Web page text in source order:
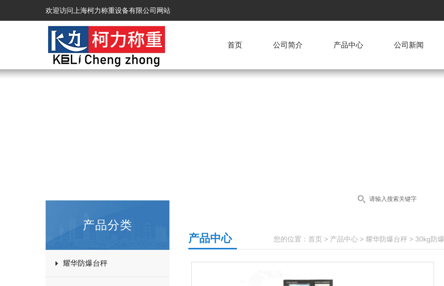
欢迎访问上海柯力称重设备有限公司网站
首页 公司简介 产品中心 公司新闻
产品分类
耀华防爆台秤
您的位置： 首页 > 产品中心 > 耀华防爆台秤 > 30kg防
产品中心